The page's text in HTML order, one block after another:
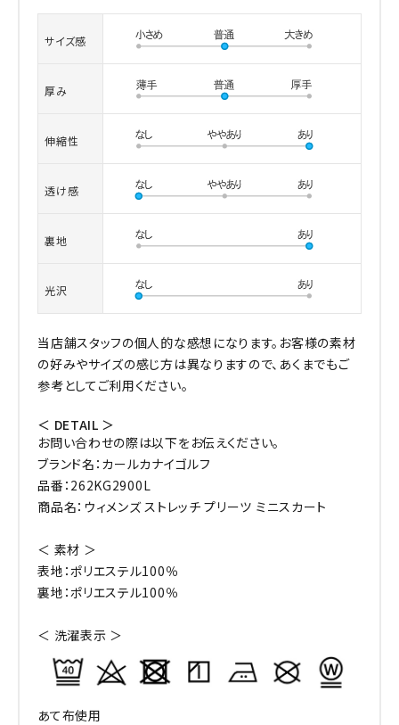
サイズ感
厚み
伸縮性
透け感
裏地
光沢
当店舗スタッフの個人的な感想になります。お客様の素材
の好みやサイズの感じ方は異なりますので、あくまでもご
参考としてご利用ください。
＜ DETAIL ＞
お問い合わせの際は以下をお伝えください。
ブランド名：カールカナイゴルフ
品番：262KG2900L
商品名：ウィメンズ ストレッチ プリーツ ミニスカート
＜ 素材 ＞
表地：ポリエステル100％
裏地：ポリエステル100％
＜ 洗濯表示 ＞
あて布使用